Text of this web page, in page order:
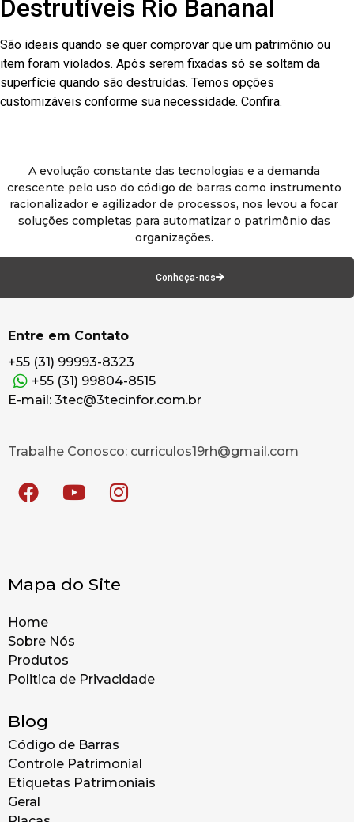
Destrutíveis Rio Bananal
São ideais quando se quer comprovar que um patrimônio ou
item foram violados. Após serem fixadas só se soltam da
superfície quando são destruídas. Temos opções
customizáveis conforme sua necessidade. Confira.
A evolução constante das tecnologias e a demanda
crescente pelo uso do código de barras como instrumento
racionalizador e agilizador de processos, nos levou a focar
soluções completas para automatizar o patrimônio das
organizações.
Conheça-nos
Entre em Contato
+55 (31) 99993-8323
+55 (31) 99804-8515
E-mail: 3tec@3tecinfor.com.br
Trabalhe Conosco: curriculos19rh@gmail.com
Mapa do Site
Home
Sobre Nós
Produtos
Politica de Privacidade
Blog
Código de Barras
Controle Patrimonial
Etiquetas Patrimoniais
Geral